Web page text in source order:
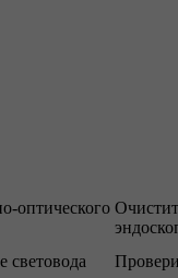
оптического
световода